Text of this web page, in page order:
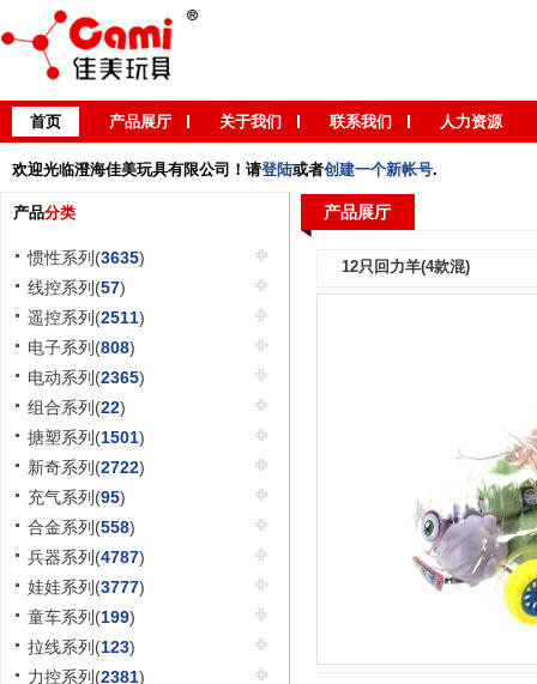
首页 产品展厅 关于我们 联系我们 人力资源
欢迎光临澄海佳美玩具有限公司！请登陆或者创建一个新帐号.
产品分类
惯性系列(3635)
线控系列(57)
遥控系列(2511)
电子系列(808)
电动系列(2365)
组合系列(22)
搪塑系列(1501)
新奇系列(2722)
充气系列(95)
合金系列(558)
兵器系列(4787)
娃娃系列(3777)
童车系列(199)
拉线系列(123)
力控系列(2381)
产品展厅
12只回力羊(4款混)